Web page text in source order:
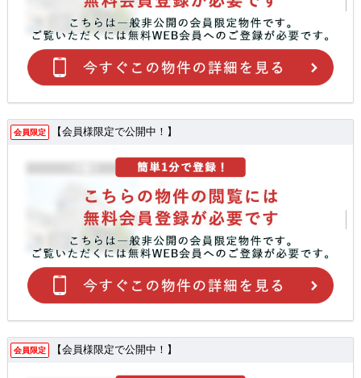
会員限定 【会員様限定で公開中！】
会員限定 【会員様限定で公開中！】